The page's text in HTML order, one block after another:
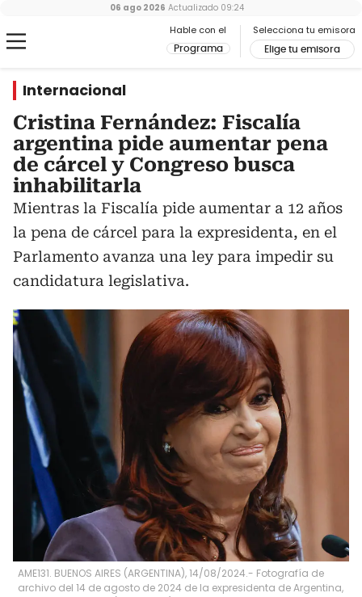
Hable con el
Programa
Selecciona tu emisora
Elige tu emisora
06 ago 2026 Actualizado 09:24
Internacional
Cristina Fernández: Fiscalía
argentina pide aumentar pena
de cárcel y Congreso busca
inhabilitarla
Mientras la Fiscalía pide aumentar a 12 años
la pena de cárcel para la expresidenta, en el
Parlamento avanza una ley para impedir su
candidatura legislativa.
AME131. BUENOS AIRES (ARGENTINA), 14/08/2024.- Fotografía de
archivo del 14 de agosto de 2024 de la expresidenta de Argentina,